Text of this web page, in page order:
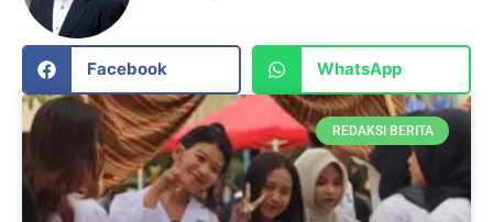
Facebook WhatsApp
REDAKSI BERITA